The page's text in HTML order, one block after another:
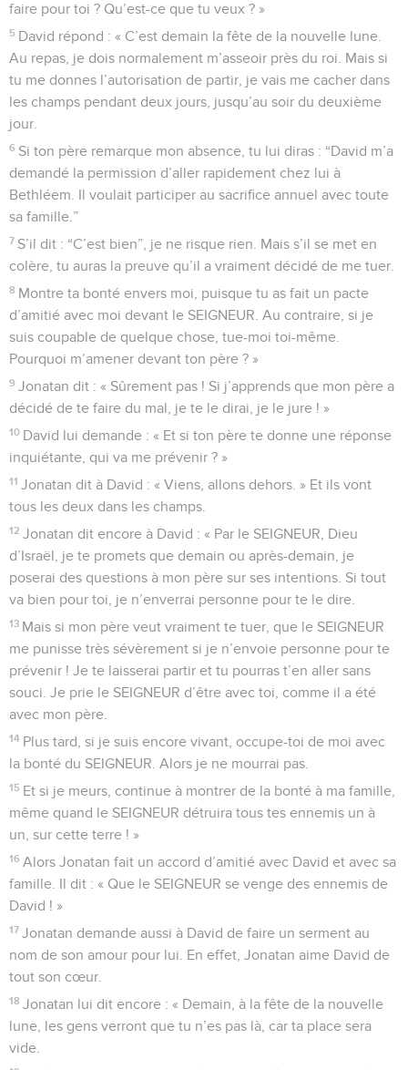
faire pour toi ? Qu’est-ce que tu veux ? »
5 David répond : « C’est demain la fête de la nouvelle lune.
Au repas, je dois normalement m’asseoir près du roi. Mais si
tu me donnes l’autorisation de partir, je vais me cacher dans
les champs pendant deux jours, jusqu’au soir du deuxième
jour.
6 Si ton père remarque mon absence, tu lui diras : “David m’a
demandé la permission d’aller rapidement chez lui à
Bethléem. Il voulait participer au sacrifice annuel avec toute
sa famille.”
7 S’il dit : “C’est bien”, je ne risque rien. Mais s’il se met en
colère, tu auras la preuve qu’il a vraiment décidé de me tuer.
8 Montre ta bonté envers moi, puisque tu as fait un pacte
d’amitié avec moi devant le SEIGNEUR. Au contraire, si je
suis coupable de quelque chose, tue-moi toi-même.
Pourquoi m’amener devant ton père ? »
9 Jonatan dit : « Sûrement pas ! Si j’apprends que mon père a
décidé de te faire du mal, je te le dirai, je le jure ! »
10 David lui demande : « Et si ton père te donne une réponse
inquiétante, qui va me prévenir ? »
11 Jonatan dit à David : « Viens, allons dehors. » Et ils vont
tous les deux dans les champs.
12 Jonatan dit encore à David : « Par le SEIGNEUR, Dieu
d’Israël, je te promets que demain ou après-demain, je
poserai des questions à mon père sur ses intentions. Si tout
va bien pour toi, je n’enverrai personne pour te le dire.
13 Mais si mon père veut vraiment te tuer, que le SEIGNEUR
me punisse très sévèrement si je n’envoie personne pour te
prévenir ! Je te laisserai partir et tu pourras t’en aller sans
souci. Je prie le SEIGNEUR d’être avec toi, comme il a été
avec mon père.
14 Plus tard, si je suis encore vivant, occupe-toi de moi avec
la bonté du SEIGNEUR. Alors je ne mourrai pas.
15 Et si je meurs, continue à montrer de la bonté à ma famille,
même quand le SEIGNEUR détruira tous tes ennemis un à
un, sur cette terre ! »
16 Alors Jonatan fait un accord d’amitié avec David et avec sa
famille. Il dit : « Que le SEIGNEUR se venge des ennemis de
David ! »
17 Jonatan demande aussi à David de faire un serment au
nom de son amour pour lui. En effet, Jonatan aime David de
tout son cœur.
18 Jonatan lui dit encore : « Demain, à la fête de la nouvelle
lune, les gens verront que tu n’es pas là, car ta place sera
vide.